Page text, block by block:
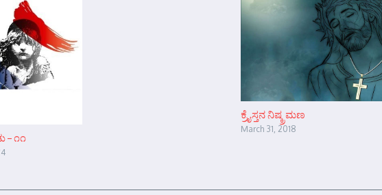
– ೧೧
ಕ್ರೈಸ್ತನ ನಿಷ್ಕ್ರಮಣ
March 31, 2018